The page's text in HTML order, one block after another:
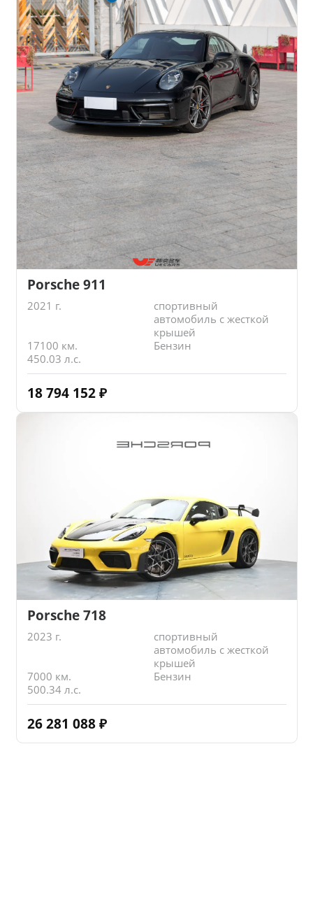
Porsche 911
2021 г.
спортивный
автомобиль с жесткой
крышей
17100 км.
Бензин
450.03 л.с.
18 794 152 ₽
Porsche 718
2023 г.
спортивный
автомобиль с жесткой
крышей
7000 км.
Бензин
500.34 л.с.
26 281 088 ₽